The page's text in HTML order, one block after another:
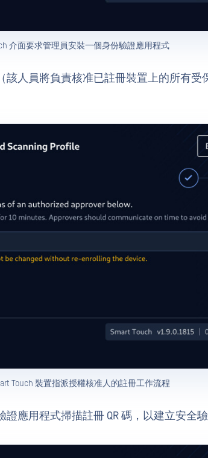
介面要求管理員安裝一個身份驗證應用程式
該人員將負責核准已註冊裝置上的所有受
Touch 裝置指派授權核准人的註冊工作流程
應用程式掃描註冊 QR 碼，以建立安全驗